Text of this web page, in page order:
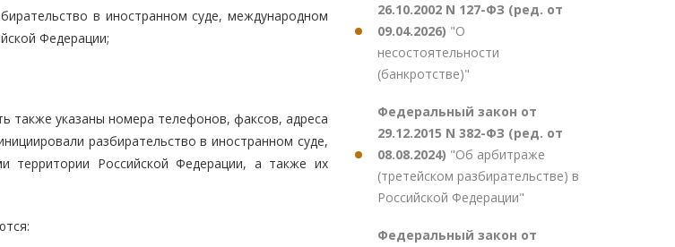
в иностранном суде, международном
Федерации;
также указаны номера телефонов, факсов, адреса
разбирательство в иностранном суде,
территории Российской Федерации, а также их
26.10.2002 N 127-ФЗ (ред. от
09.04.2026) "О
несостоятельности
(банкротстве)"
Федеральный закон от
29.12.2015 N 382-ФЗ (ред. от
08.08.2024) "Об арбитраже
(третейском разбирательстве) в
Российской Федерации"
Федеральный закон от